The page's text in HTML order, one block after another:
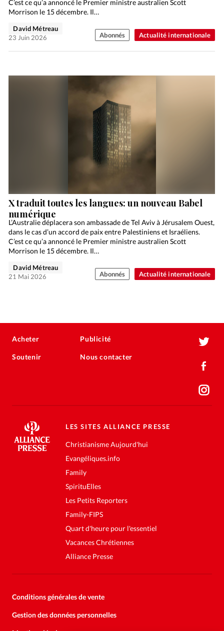
Actualité internationale
C’est ce qu’a annoncé le Premier ministre australien Scott
Morrison le 15 décembre. Il…
David Métreau
23 Juin 2026
Abonnés
Actualité internationale
X traduit toutes les langues: un nouveau Babel
numérique
L’Australie déplacera son ambassade de Tel Aviv à Jérusalem Ouest,
dans le cas d’un accord de paix entre Palestiniens et Israéliens.
C’est ce qu’a annoncé le Premier ministre australien Scott
Morrison le 15 décembre. Il…
David Métreau
21 Mai 2026
Abonnés
Acheter
Soutenir
Publicité
Nous contacter
LES SITES ALLIANCE PRESSE
Christianisme Aujourd'hui
Evangéliques.info
Family
SpirituElles
Les Petits Reporters
Family-FIPS
Quart d'heure pour l'essentiel
Vacances Chrétiennes
Alliance Presse
Conditions générales de vente
Gestion des données personnelles